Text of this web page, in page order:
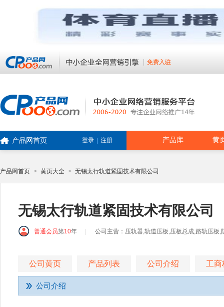
免费入驻
产品网首页 登录 注册 产品库 黄
产品网首页 > 黄页大全 > 无锡太行轨道紧固技术有限公司
无锡太行轨道紧固技术有限公司
普通会员第10年 公司主营：压轨器,轨道压板,压板总成,路轨压板,
公司黄页 产品列表 公司介绍 工商
公司介绍